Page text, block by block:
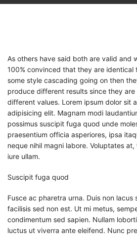
As others have said both are valid and
100% convinced that they are identical
some style cascading going on then
produce different results since they
different values. Lorem ipsum dolor sit
adipisicing elit. Magnam modi
possimus suscipit fuga quod unde
praesentium officia asperiores, ipsa
neque nihil magni labore. Voluptates
iure ullam.
Suscipit fuga quod
Fusce ac pharetra urna. Duis non lacus
facilisis sed non est. Ut mi metus,
condimentum sed sapien. Nullam
luctus ut viverra ante eleifend. Nunc